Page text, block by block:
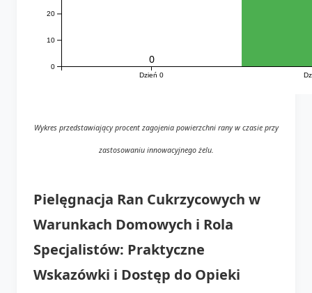
Dzień 0
0
10
20
0
Wykres przedstawiający procent zagojenia powierzchni rany w czasie przy
zastosowaniu innowacyjnego żelu.
Pielęgnacja Ran Cukrzycowych w
Warunkach Domowych i Rola
Specjalistów: Praktyczne
Wskazówki i Dostęp do Opieki